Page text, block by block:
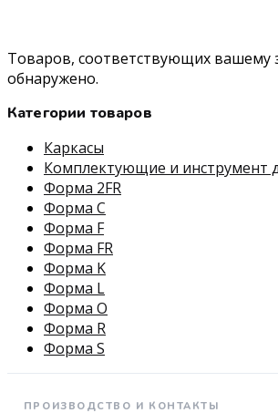
Товаров, соответствующих вашему
обнаружено.
Категории товаров
Каркасы
Комплектующие и инструмент
Форма 2FR
Форма C
Форма F
Форма FR
Форма K
Форма L
Форма O
Форма R
Форма S
ПРОИЗВОДСТВО И КОНТАКТЫ